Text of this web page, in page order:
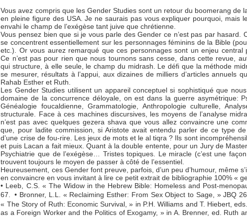
Vous avez compris que les Gender Studies sont un retour du boomerang de
en pleine figure des USA. Je ne saurais pas vous expliquer pourquoi, mais
envahi le champ de l’exégèse tant juive que chrétienne.
Vous pensez bien que si je vous parle des Gender ce n’est pas par hasard.
se concentrent essentiellement sur les personnages féminins de la Bible
etc.). Or vous aurez remarqué que ces personnages sont un enjeu central
Ce n’est pas pour rien que nous tournons sans cesse, dans cette revue,
qui structure, à elle seule, le champ du midrash. Le défi que la méthode
se mesurer, résultats à l’appui, aux dizaines de milliers d’articles annuels
Rahab Esther et Ruth.
Les Gender Studies utilisent un appareil conceptuel si sophistiqué que
domaine de la concurrence déloyale, on est dans la guerre asymétrique:
Généalogie foucaldienne, Grammatologie, Anthropologie culturelle,
structurale. Face à ces machines discursives, les moyens de l’analyse
n’est pas avec quelques gezera shava que vous allez convaincre une
que, pour ladite commission, si Aristote avait entendu parler de ce type
d’une crise de fou-rire. Les jeux de mots et le al tiqra ? Ils sont
et puis Lacan a fait mieux. Quant à la double entente, pour un Jury de
Psychiatrie que de l’exégèse… Tristes topiques. Le miracle (c’est une
trouvent toujours le moyen de passer à côté de l’essentiel.
Heureusement, ces Gender font preuve, parfois, d’un peu d’humour, même
en convaincre en vous invitant à lire ce petit extrait de bibliographie 100% «
• Leeb, C.S. « The Widow in the Hebrew Bible: Homeless and Post-
67. • Bronner, L.L. « Reclaiming Esther: From Sex Object to Sage, » JBQ
« The Story of Ruth: Economic Survival, » in P.H. Williams and T. Hiebert,
as a Foreign Worker and the Politics of Exogamy, » in A. Brenner, ed. Ruth